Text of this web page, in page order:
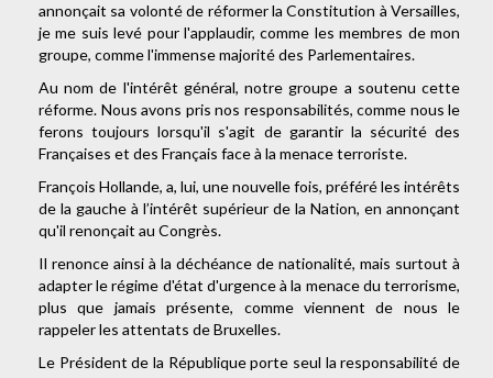
annonçait sa volonté de réformer la Constitution à Versailles,
je me suis levé pour l'applaudir, comme les membres de mon
groupe, comme l'immense majorité des Parlementaires.
Au nom de l'intérêt général, notre groupe a soutenu cette
réforme. Nous avons pris nos responsabilités, comme nous le
ferons toujours lorsqu'il s'agit de garantir la sécurité des
Françaises et des Français face à la menace terroriste.
François Hollande, a, lui, une nouvelle fois, préféré les intérêts
de la gauche à l’intérêt supérieur de la Nation, en annonçant
qu'il renonçait au Congrès.
Il renonce ainsi à la déchéance de nationalité, mais surtout à
adapter le régime d'état d'urgence à la menace du terrorisme,
plus que jamais présente, comme viennent de nous le
rappeler les attentats de Bruxelles.
Le Président de la République porte seul la responsabilité de